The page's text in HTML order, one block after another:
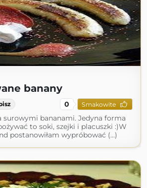
banany
0 Smakowite
surowymi bananami. Jedyna forma
to soki, szejki i placuszki :)W
postanowiłam wypróbować (...)